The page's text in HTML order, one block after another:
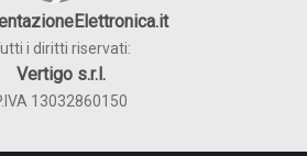
i diritti riservati:
Vertigo s.r.l.
13032860150